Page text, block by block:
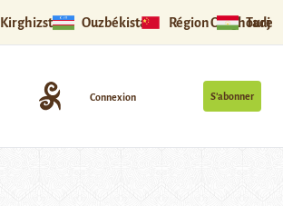
Kirghizstan Ouzbékistan Région Ouïghoure
S’abonner
Connexion